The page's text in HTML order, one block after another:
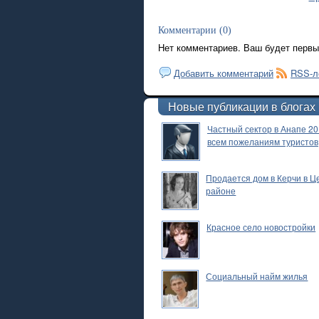
Комментарии (0)
Нет комментариев. Ваш будет
Добавить комментарий
RSS-
Новые публикации в блогах
Частный сектор в Анапе
всем пожеланиям туристов
Продается дом в Керчи в
районе
Красное село новостройки
Социальный найм жилья